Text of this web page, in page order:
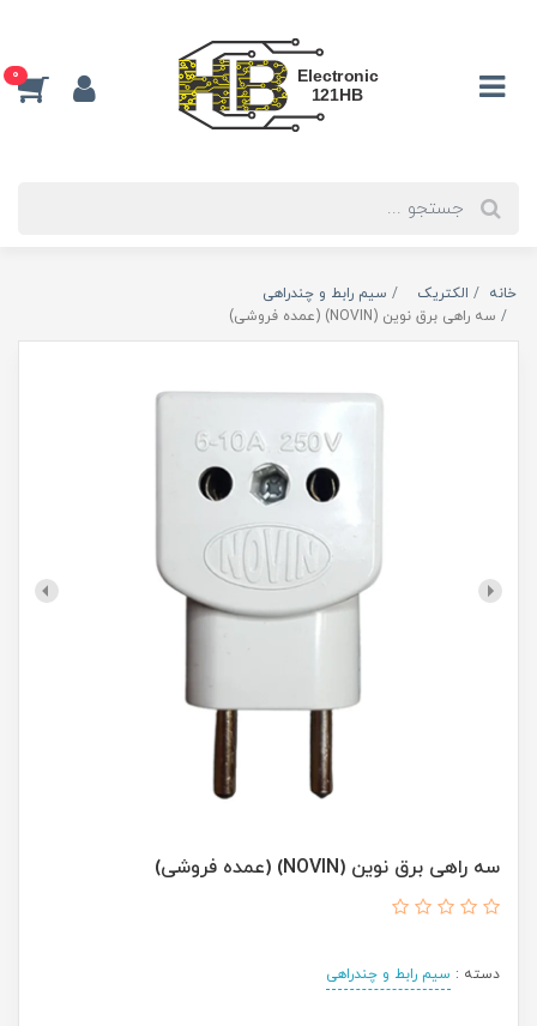
0
خانه الکتریک
سیم رابط و چندراهی
سه راهی برق نوین (NOVIN) (عمده فروشی)
سه راهی برق نوین (NOVIN) (عمده فروشی)
دسته : سیم رابط و چندراهی